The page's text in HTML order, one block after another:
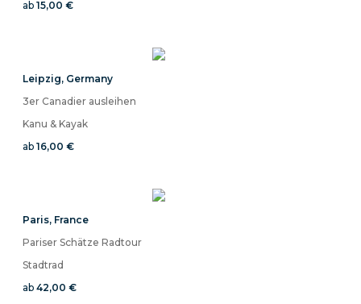
ab 15,00 €
Leipzig, Germany
3er Canadier ausleihen
Kanu & Kayak
ab 16,00 €
Paris, France
Pariser Schätze Radtour
Stadtrad
ab 42,00 €